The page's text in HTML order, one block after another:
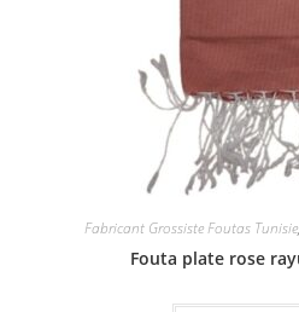
Fabricant Grossiste Foutas Tunisie,
Fouta plate rose